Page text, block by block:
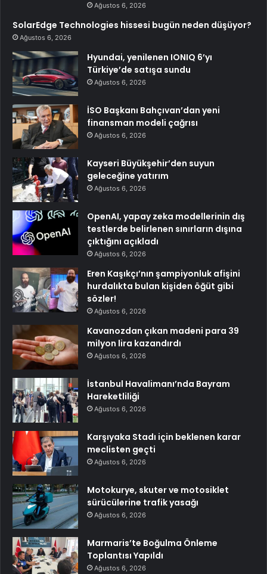
Ağustos 6, 2026
SolarEdge Technologies hissesi bugün neden düşüyor?
Ağustos 6, 2026
Hyundai, yenilenen IONIQ 6’yı
Türkiye’de satışa sundu
Ağustos 6, 2026
İSO Başkanı Bahçıvan’dan yeni
finansman modeli çağrısı
Ağustos 6, 2026
Kayseri Büyükşehir’den suyun
geleceğine yatırım
Ağustos 6, 2026
OpenAI, yapay zeka modellerinin dış
testlerde belirlenen sınırların dışına
çıktığını açıkladı
Ağustos 6, 2026
Eren Kaşıkçı’nın şampiyonluk afişini
hurdalıkta bulan kişiden öğüt gibi
sözler!
Ağustos 6, 2026
Kavanozdan çıkan madeni para 39
milyon lira kazandırdı
Ağustos 6, 2026
İstanbul Havalimanı’nda Bayram
Hareketliliği
Ağustos 6, 2026
Karşıyaka Stadı için beklenen karar
meclisten geçti
Ağustos 6, 2026
Motokurye, skuter ve motosiklet
sürücülerine trafik yasağı
Ağustos 6, 2026
Marmaris’te Boğulma Önleme
Toplantısı Yapıldı
Ağustos 6, 2026